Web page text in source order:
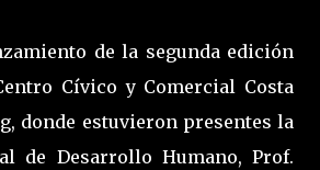
de la segunda edición
Cívico y Comercial Costa
donde estuvieron presentes la
de Desarrollo Humano, Prof.